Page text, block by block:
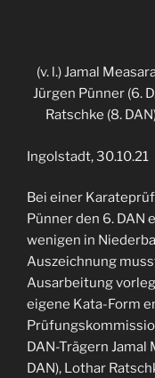
(v. l.) Jamal
Jürgen Pünner (6.
Ratschke (8.
Ingolstadt, 30.10.21
Bei einer
Pünner den 6. DAN
wenigen in
Auszeichnung
Ausarbeitung
eigene Kata-Form
DAN-Trägern Jamal
DAN), Lothar